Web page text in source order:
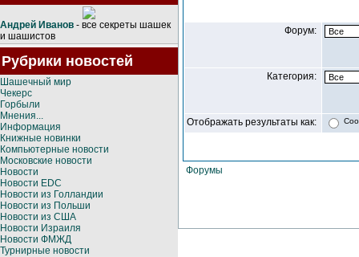
Андрей Иванов - все секреты шашек
и шашистов
Рубрики новостей
Шашечный мир
Чекерс
Горбыли
Мнения...
Информация
Книжные новинки
Компьютерные новости
Московские новости
Новости
Новости EDC
Новости из Голландии
Новости из Польши
Новости из США
Новости Израиля
Новости ФМЖД
Турнирные новости
Форум:
Категория:
Отображать результаты как:
Форумы